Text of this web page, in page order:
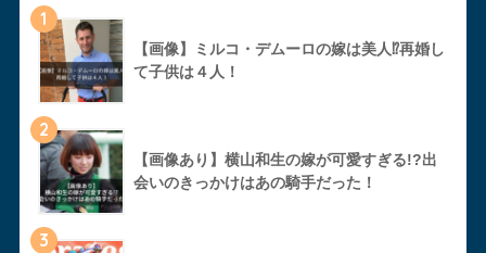
1
【画像】ミルコ・デムーロの嫁は美人⁉︎再婚し
て子供は４人！
2
【画像あり】横山和生の嫁が可愛すぎる!?出
会いのきっかけはあの騎手だった！
3